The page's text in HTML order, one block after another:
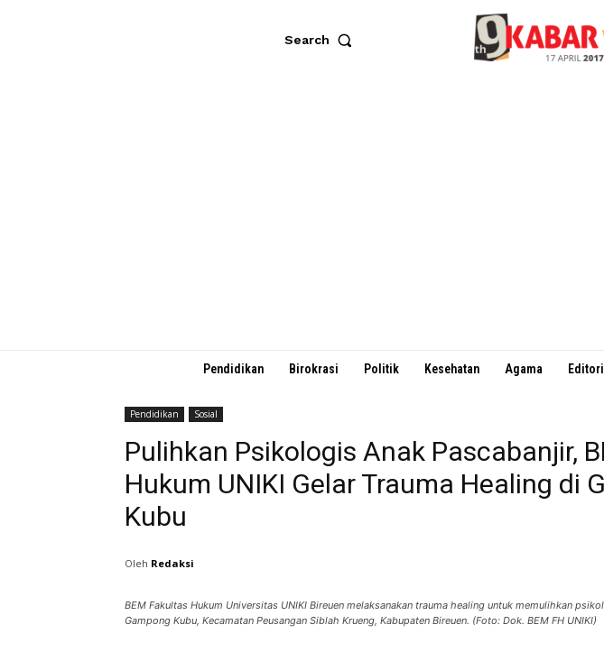
Search
Pendidikan Birokrasi Politik Kesehatan Agama
Pendidikan Sosial
Pulihkan Psikologis Anak Pascabanjir,
Hukum UNIKI Gelar Trauma Healing di
Kubu
Oleh Redaksi
BEM Fakultas Hukum Universitas UNIKI Bireuen melaksanakan trauma healing untuk memulihkan
Gampong Kubu, Kecamatan Peusangan Siblah Krueng, Kabupaten Bireuen. (Foto: Dok. BEM FH UNIKI)